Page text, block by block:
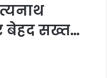
बेहद सख्त…